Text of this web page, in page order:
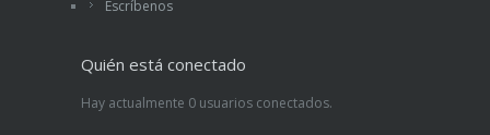
Escríbenos
Quién está conectado
Hay actualmente 0 usuarios conectados.